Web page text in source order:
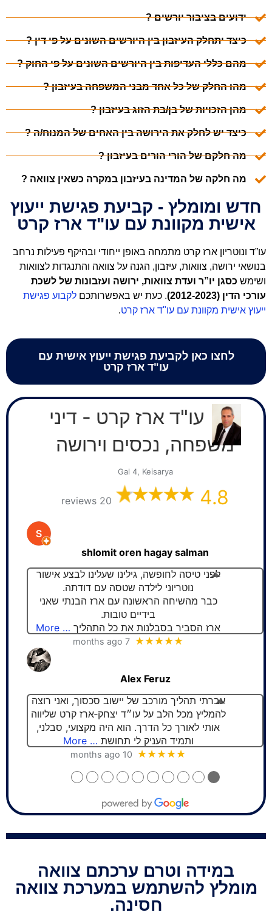
ידועים בציבור יורשים ?
כיצד יתחלק העיזבון בין היורשים השונים על פי דין ?
מהם כללי העדיפות בין היורשים השונים על פי החוק ?
מהו החלק של כל אחד מבני המשפחה בעיזבון ?
מהן הזכויות של בן/בת הזוג בעיזבון ?
כיצד יש לחלק את הירושה בין האחים של המנוח/ה ?
מה חלקם של הורי הורים בעיזבון ?
מה חלקה של המדינה בעיזבון במקרה כשאין צוואה ?
חדש ומומלץ - קביעת פגישת ייעוץ
אישית מקוונת עם עו"ד ארז קרט
עו”ד ונוטריון ארז קרט מתמחה באופן ייחודי ובהיקף פעילות נרחב
בנושאי ירושה, צוואות, עיזבון, הגנה על צוואה והתנגדות לצוואות
ושימש כסגן יו”ר ועדת צוואות, ירושה ועזבונות של לשכת
עורכי הדין (2012-2023)
. כעת יש באפשרותכם לקבוע פגישת
ייעוץ אישית מקוונת עם עו"ד ארז קרט.
לחצו כאן לקביעת פגישת ייעוץ אישית עם
עו"ד ארז קרט
עו"ד ארז קרט - דיני
משפחה, נכסים וירושה
Gal 4, Keisarya
4.8
20 reviews
shlomit oren hagay salman
לפני טיסה לחופשה, גילינו שעלינו לבצע אישור
נוטריוני לילדה שטסה עם דודתה.
כבר מהשיחה הראשונה עם ארז הבנתי שאני
בידיים טובות.
ארז הסביר בסבלנות את כל התהליך … More
★★★★★
7 months ago
Alex Feruz
עברתי תהליך מורכב של יישוב סכסוך, ואני רוצה
להמליץ מכל הלב על עו״ד יצחק‑ארז קרט שליווה
אותי לאורך כל הדרך. הוא היה מקצועי, סבלני,
ותמיד העניק לי תחושת … More
★★★★★
10 months ago
●
●
●
●
●
●
●
●
●
●
במידה וטרם ערכתם צוואה
מומלץ להשתמש במערכת צוואה
חסינה.